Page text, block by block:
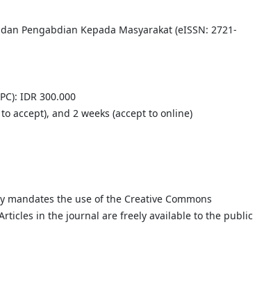
Pengabdian Kepada Masyarakat (eISSN: 2721-
IDR 300.000
accept), and 2 weeks (accept to online)
mandates the use of the Creative Commons
in the journal are freely available to the public